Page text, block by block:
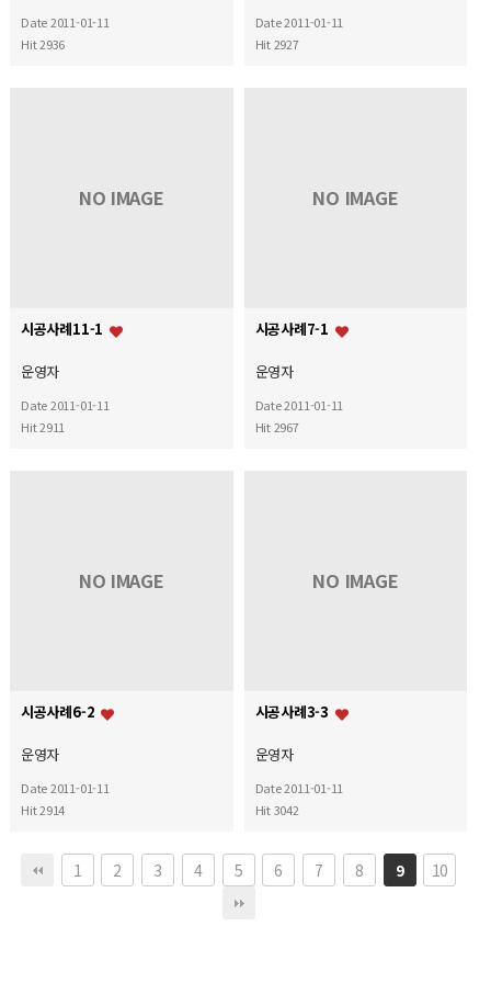
Date 2011-01-11
Hit 2936
Date 2011-01-11
Hit 2927
NO IMAGE
시공사례11-1
운영자
Date 2011-01-11
Hit 2911
NO IMAGE
시공사례7-1
운영자
Date 2011-01-11
Hit 2967
NO IMAGE
시공사례6-2
운영자
Date 2011-01-11
Hit 2914
NO IMAGE
시공사례3-3
운영자
Date 2011-01-11
Hit 3042
1 2 3 4 5 6 7 8 9 10